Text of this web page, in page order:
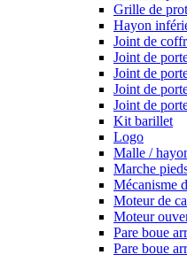
Grille de
Hayon
Joint de
Joint de
Joint de
Joint de
Joint de
Kit barillet
Logo
Malle /
Marche
Mécanisme
Moteur de
Moteur
Pare boue
Pare boue